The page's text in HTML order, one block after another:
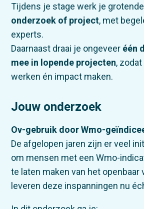
Tijdens je stage werk je
onderzoek of project, met
experts.
Daarnaast draai je ongeveer één
mee in lopende projecten,
werken én impact maken.
Jouw onderzoek
Ov-gebruik door Wmo-
De afgelopen jaren zijn er veel
om mensen met een Wmo-
te laten maken van het openbaar
leveren deze inspanningen nu